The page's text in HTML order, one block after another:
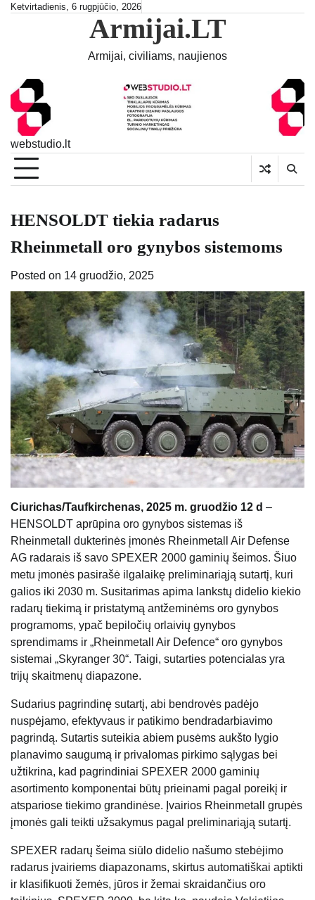
SkipKetvirtadienis, 6 rugpjūčio, 2026
Armijai.LT
Armijai, civiliams, naujienos
webstudio.lt
HENSOLDT tiekia radarus
Rheinmetall oro gynybos sistemoms
Posted on 14 gruodžio, 2025
Ciurichas/Taufkirchenas, 2025 m. gruodžio 12 d –
HENSOLDT aprūpina oro gynybos sistemas iš
Rheinmetall dukterinės įmonės Rheinmetall Air Defense
AG radarais iš savo SPEXER 2000 gaminių šeimos. Šiuo
metu įmonės pasirašė ilgalaikę preliminariąją sutartį, kuri
galios iki 2030 m. Susitarimas apima lankstų didelio kiekio
radarų tiekimą ir pristatymą antžeminėms oro gynybos
programoms, ypač bepiločių orlaivių gynybos
sprendimams ir „Rheinmetall Air Defence“ oro gynybos
sistemai „Skyranger 30“. Taigi, sutarties potencialas yra
trijų skaitmenų diapazone.
Sudarius pagrindinę sutartį, abi bendrovės padėjo
nuspėjamo, efektyvaus ir patikimo bendradarbiavimo
pagrindą. Sutartis suteikia abiem pusėms aukšto lygio
planavimo saugumą ir privalomas pirkimo sąlygas bei
užtikrina, kad pagrindiniai SPEXER 2000 gaminių
asortimento komponentai būtų prieinami pagal poreikį ir
atspariose tiekimo grandinėse. Įvairios Rheinmetall grupės
įmonės gali teikti užsakymus pagal preliminariąją sutartį.
SPEXER radarų šeima siūlo didelio našumo stebėjimo
radarus įvairiems diapazonams, skirtus automatiškai aptikti
ir klasifikuoti žemės, jūros ir žemai skraidančius oro